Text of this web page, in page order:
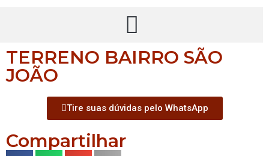
TERRENO BAIRRO SÃO
JOÃO
Tire suas dúvidas pelo WhatsApp
Compartilhar